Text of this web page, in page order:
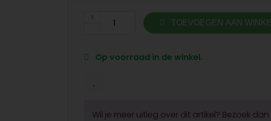
TOEVOEGEN AAN
Op voorraad in de winkel.
Wil je meer uitleg over dit artikel? Bezoek